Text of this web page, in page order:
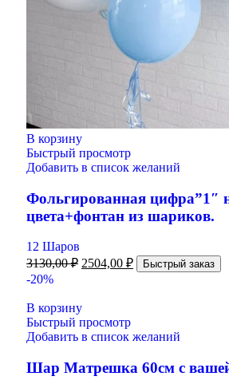
В корзину
Быстрый просмотр
Добавить в список желаний
Фольгированная цифра”1″
цвета+фонтан из шариков.
12 Шаров
3130,00₽ 2504,00 ₽ Быстрый заказ
-20%
В корзину
Быстрый просмотр
Добавить в список желаний
Шар Матрешка 60см с